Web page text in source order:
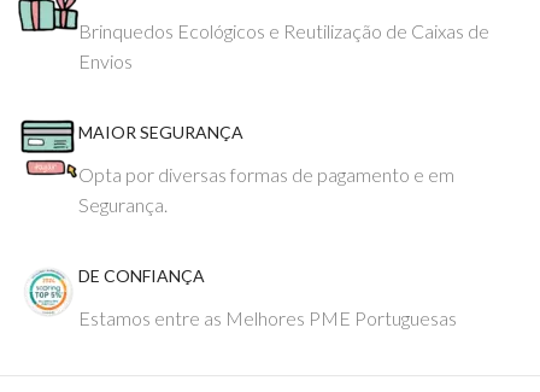
Brinquedos Ecológicos e Reutilização de Caixas de
Envios
MAIOR SEGURANÇA
Opta por diversas formas de pagamento e em
Segurança.
DE CONFIANÇA
Estamos entre as Melhores PME Portuguesas